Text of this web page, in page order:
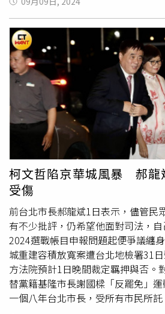
情，無論從哪個角度，謝都有不能輸
17.03％不知道或拒答。此外，對於
場」爭議，基隆地方法院已經宣判
65.75％市民知道、34.2％不知道。
「基隆東岸商場 」 爭議，基隆市政
意？44.54％滿意、僅13.83％不滿
道。另外對於謝國樑罷免案是否為
題？有19.31％非常同意、23.75％
10.62％非常不同意，其餘不知道或
43.06％、不同意比例為35.12％，顯
民進黨有在幕後操作的說法。前北
因為國會沒過半，想透過罷免謝國
罷免在野黨立委，要透過積極削弱國
白合，並尋求綠委在國會過半的可
偵查完全公開，質疑「這有程序正
示，賴清德辦柯文哲是為了肅貪、
的案件，超思、光電、高端，是不是
楷也質疑，北檢放話給特定媒體，一
「1500萬」，最後不予證實，檢方
講清楚。立委麥玉珍呼籲司法要保
是為了司法正義，不要讓下一個受
批NCC，媒體配合檢方不實指控，
應該刪預算；立委陳昭姿說，柯文哲
家看清楚真相，看清楚檢調司法是
待政敵；立委黃珊珊表示，她和柯
力從公，相信台北市的公務員不會違
公務員違法。立委黃國昌上台表示，
中國國民黨的黨國體制，沒有想到30
黨「綠色恐怖」宣戰。黃國昌說，包
要摧毀柯文哲的人格、撕毀台灣社
能讓賴清德領導的威權體制成功！」
開信表達立場外，馬英九基金會執
雞蛋案」被監察院列出五大疏失、
員說「圖利廠商」是天經地義、
政府人事、基隆東岸商場有人被起
柯文哲陷京華城風暴 郝龍
受傷
前台北市長郝龍斌1日表示，儘管民
有不少批評，仍希望他面對司法，
2024選戰帳目申報問題起便爭議纏
城重建容積放寬案遭台北地檢署31
方法院預計1日晚間裁定羈押與否。
替黨籍基隆市長謝國樑「反罷免」
一個八年台北市長，受所有市民所